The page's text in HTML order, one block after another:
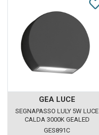
GEA LUCE
SEGNAPASSO LULY 5W LUCE
CALDA 3000K GEALED
ANTRACITE IP54
GES891C